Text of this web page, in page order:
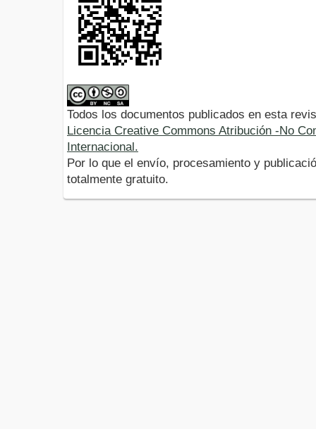
Todos los documentos publicados en esta
Licencia Creative Commons Atribución -No
Internacional.
Por lo que el envío, procesamiento y
totalmente gratuito.